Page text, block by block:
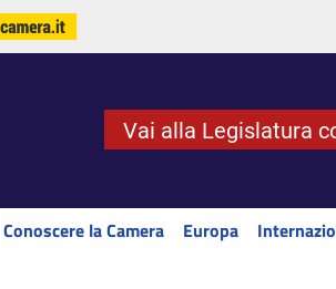
Vai alla Legislatura
Conoscere la Camera Europa